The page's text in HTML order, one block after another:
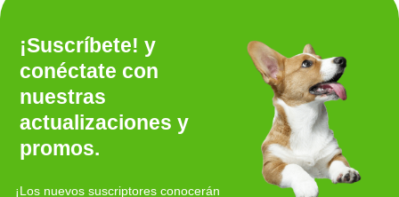
¡Suscríbete! y
conéctate con
nuestras
actualizaciones y
promos.
¡Los nuevos suscriptores conocerán